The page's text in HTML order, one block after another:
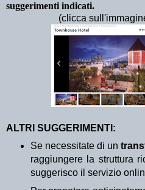
suggerimenti indicati.
(clicca
ALTRI SUGGERIMENTI:
Se necessitate di un
raggiungere la struttura
suggerisco il servizio